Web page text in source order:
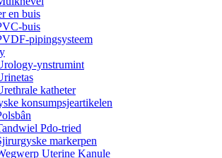
en buis
buis
pipingsysteem
ynstrumint
katheter
konsumpsjeartikelen
Pdo-tried
markerpen
Uterine Kanule